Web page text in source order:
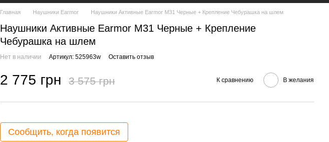
Главная Наушники Earmor Наушники Активные Earmor M31 Черные + Крепление Чебурашка на шлем
Наушники Активные Earmor M31 Черные + Крепление
Чебурашка на шлем
Нет в наличии Артикул: 525963w Оставить отзыв
2 775 грн 3 575 грн К сравнению В желания
Сообщить, когда появится